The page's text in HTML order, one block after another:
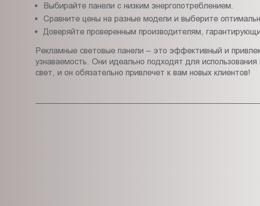
Выбирайте панели с низким энергопотреблением.
Сравните цены на разные модели и выберите
Доверяйте проверенным производителям,
Рекламные световые панели – это эффективный и
узнаваемость. Они идеально подходят для
свет, и он обязательно привлечет к вам новых клиентов!